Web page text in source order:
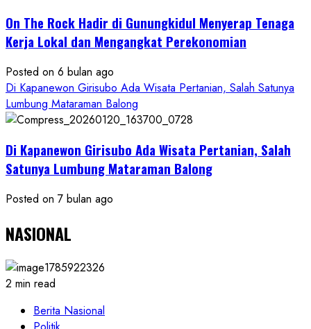
On The Rock Hadir di Gunungkidul Menyerap Tenaga
Kerja Lokal dan Mengangkat Perekonomian
Posted on 6 bulan ago
Di Kapanewon Girisubo Ada Wisata Pertanian, Salah Satunya
Lumbung Mataraman Balong
Di Kapanewon Girisubo Ada Wisata Pertanian, Salah
Satunya Lumbung Mataraman Balong
Posted on 7 bulan ago
NASIONAL
2 min read
Berita Nasional